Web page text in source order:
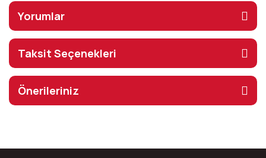
Yorumlar
Taksit Seçenekleri
Önerileriniz